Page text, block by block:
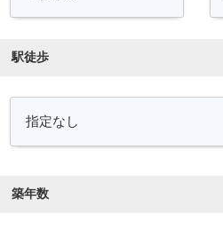
駅徒歩
築年数